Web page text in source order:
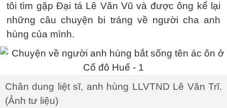
tôi tìm gặp Đại tá Lê Văn Vũ và được ông kể lại
những câu chuyện bi tráng về người cha anh
hùng của mình.
Chân dung liệt sĩ, anh hùng LLVTND Lê Văn Trĩ.
(Ảnh tư liệu)